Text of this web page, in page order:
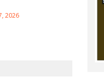
2026